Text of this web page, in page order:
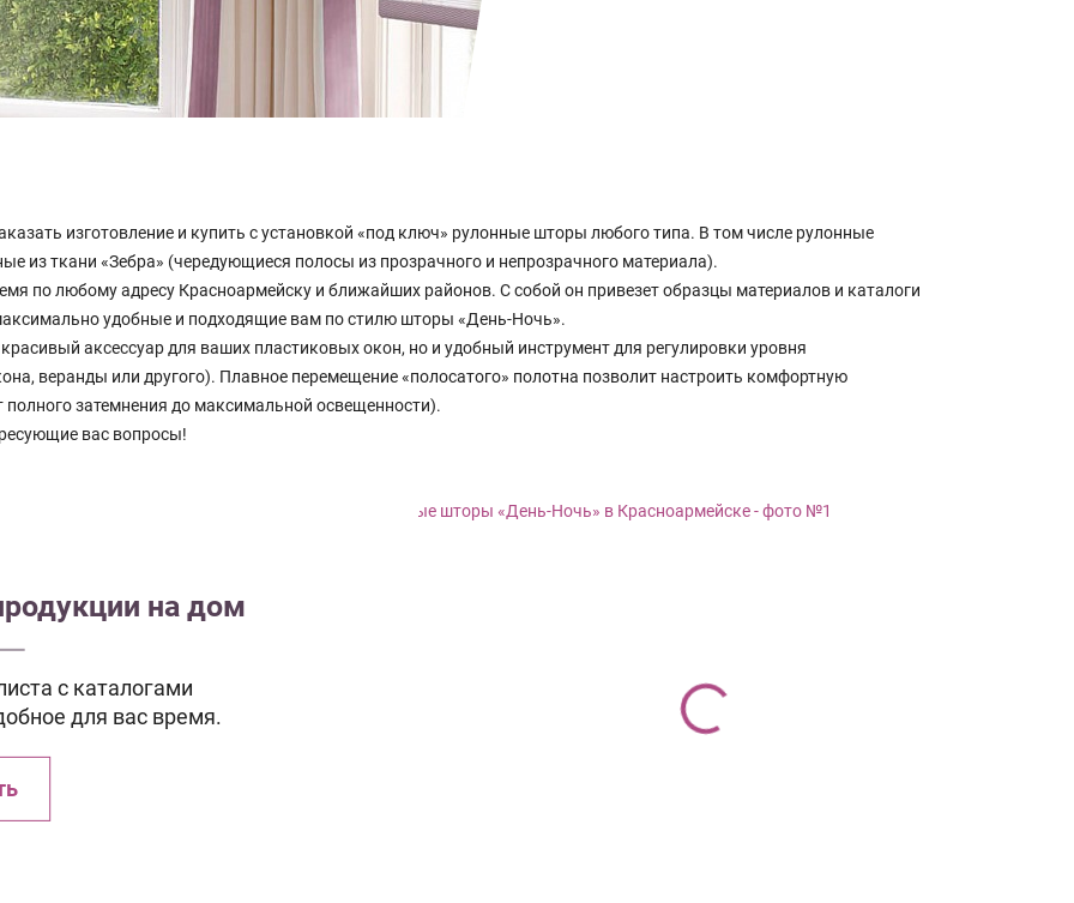
изготовление и купить с установкой «под ключ» рулонные шторы любого типа. В том числе рулонные
из ткани «Зебра» (чередующиеся полосы из прозрачного и непрозрачного материала).
по любому адресу Красноармейску и ближайших районов. С собой он привезет образцы материалов и каталоги
удобные и подходящие вам по стилю шторы «День-Ночь».
аксессуар для ваших пластиковых окон, но и удобный инструмент для регулировки уровня
веранды или другого). Плавное перемещение «полосатого» полотна позволит настроить комфортную
затемнения до максимальной освещенности).
вас вопросы!
на дом
с каталогами
для вас время.